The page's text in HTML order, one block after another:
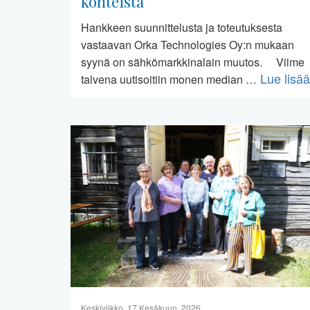
Hankkeen suunnittelusta ja toteutuksesta
vastaavan Orka Technologies Oy:n mukaan
syynä on sähkömarkkinalain muutos. Viime
talvena uutisoitiin monen median … Lue lisää